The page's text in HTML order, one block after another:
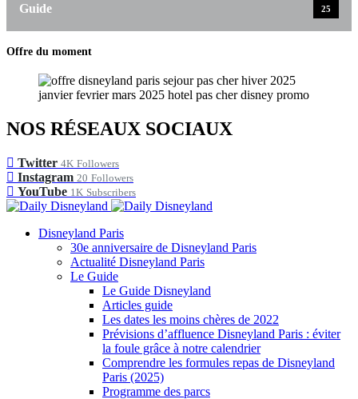
Guide 25
Offre du moment
NOS RÉSEAUX SOCIAUX
Twitter 4K Followers
Instagram 20 Followers
YouTube 1K Subscribers
Disneyland Paris
30e anniversaire de Disneyland Paris
Actualité Disneyland Paris
Le Guide
Le Guide Disneyland
Articles guide
Les dates les moins chères de 2022
Prévisions d’affluence Disneyland Paris : éviter
la foule grâce à notre calendrier
Comprendre les formules repas de Disneyland
Paris (2025)
Programme des parcs